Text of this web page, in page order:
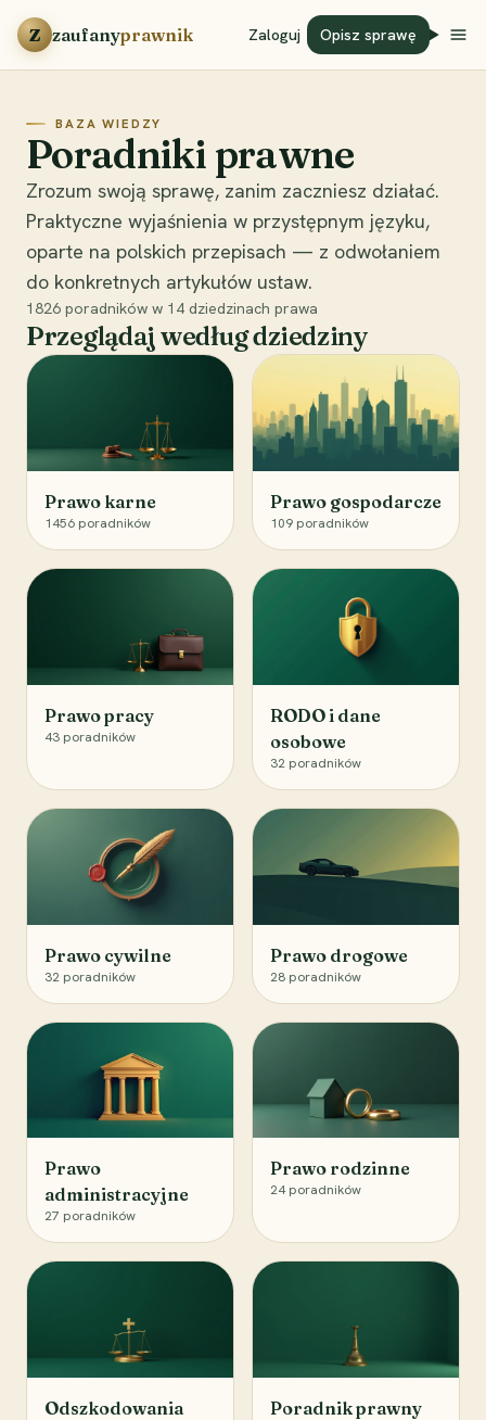
Przejdź do treści
Z zaufanyprawnik Zaloguj Opisz sprawę
BAZA WIEDZY
Poradniki prawne
Zrozum swoją sprawę, zanim zaczniesz działać.
Praktyczne wyjaśnienia w przystępnym języku,
oparte na polskich przepisach — z odwołaniem
do konkretnych artykułów ustaw.
1826 poradników w 14 dziedzinach prawa
Przeglądaj według dziedziny
Prawo karne
1456 poradników
Prawo gospodarcze
109 poradników
Prawo pracy
43 poradników
RODO i dane
osobowe
32 poradników
Prawo cywilne
32 poradników
Prawo drogowe
28 poradników
Prawo
administracyjne
27 poradników
Prawo rodzinne
24 poradników
Odszkodowania Poradnik prawny